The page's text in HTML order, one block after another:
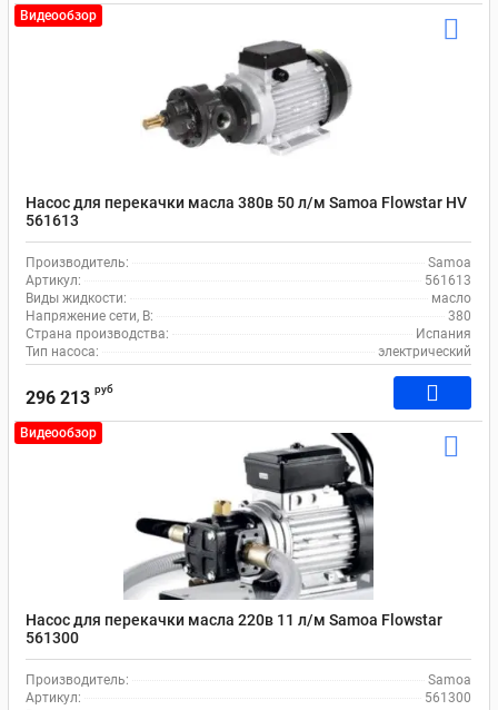
Видеообзор
Насос для перекачки масла 380в 50 л/м Samoa Flowstar HV
561613
Производитель:
Samoa
Артикул:
561613
Виды жидкости:
масло
Напряжение сети, В:
380
Страна производства:
Испания
Тип насоса:
электрический
296 213 руб
Видеообзор
Насос для перекачки масла 220в 11 л/м Samoa Flowstar
561300
Производитель:
Samoa
Артикул:
561300